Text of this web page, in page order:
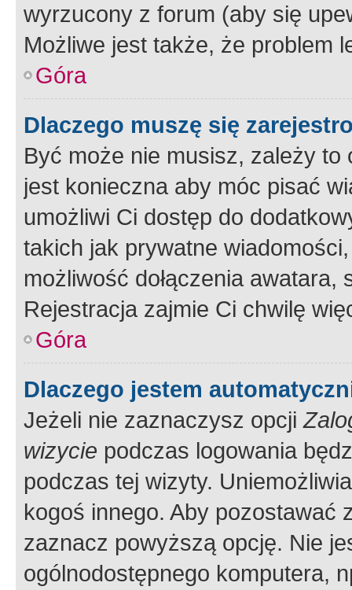
wyrzucony z forum (aby się
Możliwe jest także, że problem
Góra
Dlaczego muszę się
Być może nie musisz, zależy
jest konieczna aby móc pisać
umożliwi Ci dostęp do
takich jak prywatne
możliwość dołączenia
Rejestracja zajmie Ci chwilę
Góra
Dlaczego jestem
Jeżeli nie zaznaczysz opcji
wizycie podczas logowania
podczas tej wizyty.
kogoś innego. Aby pozostawać
zaznacz powyższą opcję. Nie
ogólnodostępnego komputera,